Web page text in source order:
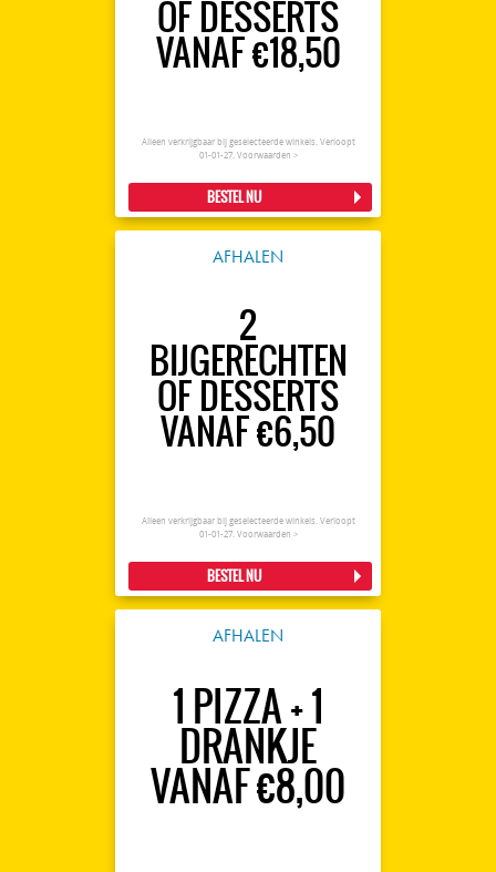
OF DESSERTS
VANAF €18,50
Alleen verkrijgbaar bij geselecteerde winkels. Verloopt
01-01-27. Voorwaarden >
BESTEL NU
AFHALEN
2
BIJGERECHTEN
OF DESSERTS
VANAF €6,50
Alleen verkrijgbaar bij geselecteerde winkels. Verloopt
01-01-27. Voorwaarden >
BESTEL NU
AFHALEN
1 PIZZA + 1
DRANKJE
VANAF €8,00